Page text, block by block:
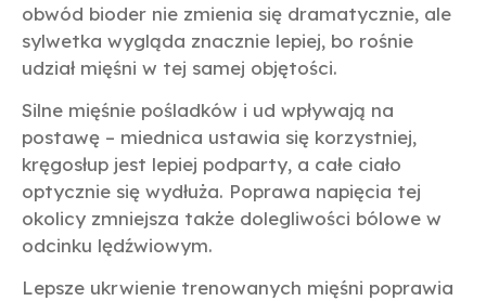
obwód bioder nie zmienia się dramatycznie, ale
sylwetka wygląda znacznie lepiej, bo rośnie
udział mięśni w tej samej objętości.
Silne mięśnie pośladków i ud wpływają na
postawę – miednica ustawia się korzystniej,
kręgosłup jest lepiej podparty, a całe ciało
optycznie się wydłuża. Poprawa napięcia tej
okolicy zmniejsza także dolegliwości bólowe w
odcinku lędźwiowym.
Lepsze ukrwienie trenowanych mięśni poprawia